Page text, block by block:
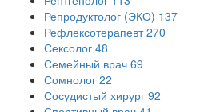
Репродуктолог (ЭКО) 137
Рефлексотерапевт 270
Сексолог 48
Семейный врач 69
Сомнолог 22
Сосудистый хирург 92